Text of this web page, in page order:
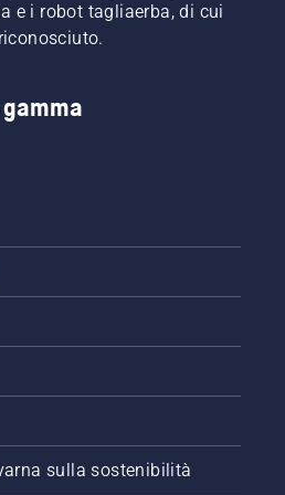
e i robot tagliaerba, di cui
sulla sostenibilità